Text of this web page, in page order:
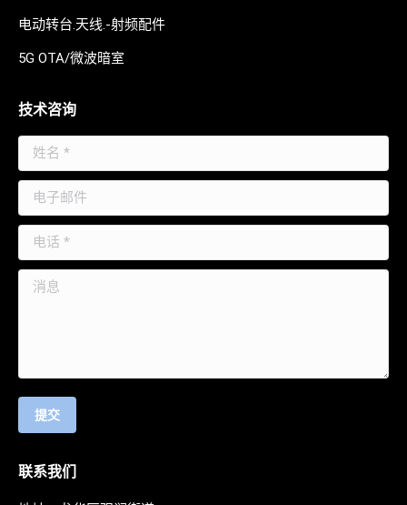
电动转台.天线.-射频配件
5G OTA/微波暗室
技术咨询
姓名 *
电子邮件
电话 *
消息
提交
联系我们